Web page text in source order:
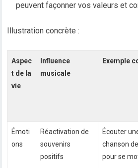
peuvent façonner vos valeurs et
Illustration concrète :
Aspec
t de la
vie
Influence
musicale
Exemple
Émoti
ons
Réactivation de
souvenirs
positifs
Écouter
chanson
pour se